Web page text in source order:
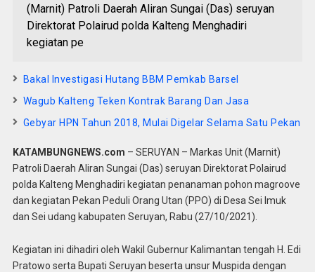
(Marnit) Patroli Daerah Aliran Sungai (Das) seruyan
Direktorat Polairud polda Kalteng Menghadiri
kegiatan pe
Bakal Investigasi Hutang BBM Pemkab Barsel
Wagub Kalteng Teken Kontrak Barang Dan Jasa
Gebyar HPN Tahun 2018, Mulai Digelar Selama Satu Pekan
KATAMBUNGNEWS.com – SERUYAN – Markas Unit (Marnit)
Patroli Daerah Aliran Sungai (Das) seruyan Direktorat Polairud
polda Kalteng Menghadiri kegiatan penanaman pohon magroove
dan kegiatan Pekan Peduli Orang Utan (PPO) di Desa Sei Imuk
dan Sei udang kabupaten Seruyan, Rabu (27/10/2021).
Kegiatan ini dihadiri oleh Wakil Gubernur Kalimantan tengah H. Edi
Pratowo serta Bupati Seruyan beserta unsur Muspida dengan